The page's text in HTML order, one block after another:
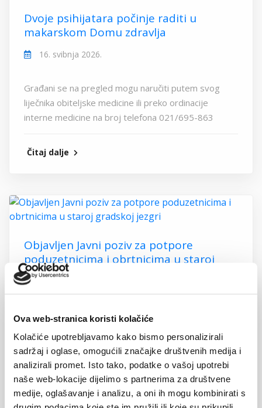
Ova web-stranica koristi kolačiće
Kolačiće upotrebljavamo kako bismo personalizirali
sadržaj i oglase, omogućili značajke društvenih medija i
analizirali promet. Isto tako, podatke o vašoj upotrebi
naše web-lokacije dijelimo s partnerima za društvene
medije, oglašavanje i analizu, a oni ih mogu kombinirati s
Dvoje psihijatara počinje raditi u
makarskom Domu zdravlja
16. svibnja 2026.
Građani se na pregled mogu naručiti putem svog
liječnika obiteljske medicine ili preko ordinacije
interne medicine na broj telefona 021/695-863
Čitaj dalje
Objavljen Javni poziv za potpore
poduzetnicima i obrtnicima u staroj
gradskoj jezgri
11. svibnja 2026.
proširenje granica obuhvata za dodjelu potpora zbog
zaštite starih tradicijskih zanata, te uvođenje
obveze...